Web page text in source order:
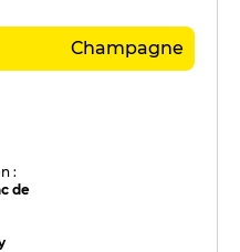
Champagne
:
de